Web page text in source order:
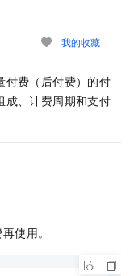
我的收藏
付费（后付费）的付
成、计费周期和支付
使用。